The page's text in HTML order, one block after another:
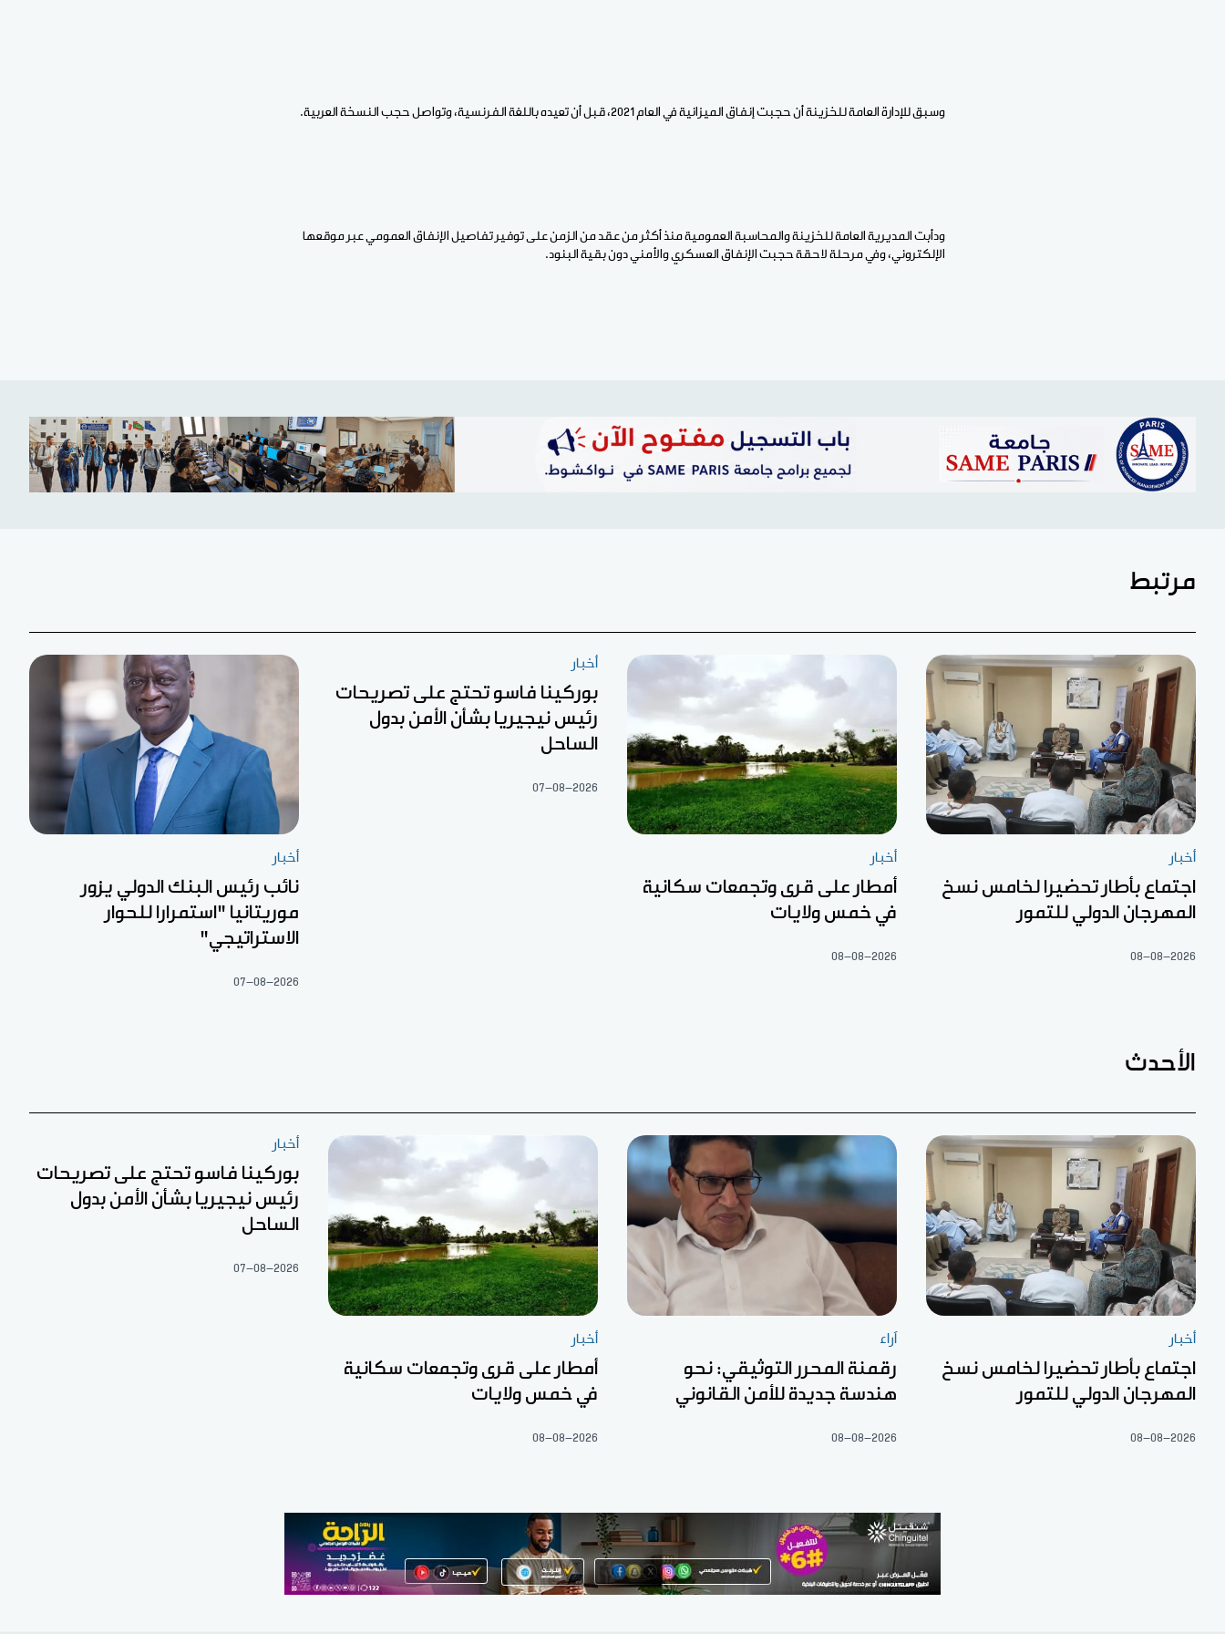
وسبق للإدارة العامة للخزينة أن حجبت إنفاق الميزانية في العام 2021، قبل أن تعيده باللغة الفرنسية، وتواصل حجب النسخة العربية.
ودأبت المديرية العامة للخزينة والمحاسبة العمومية منذ أكثر من عقد من الزمن على توفير تفاصيل الإنفاق العمومي عبر موقعها
الإلكتروني، وفي مرحلة لاحقة حجبت الإنفاق العسكري والأمني دون بقية البنود.
مرتبط
أخبار
اجتماع بأطار تحضيرا لخامس نسخ
المهرجان الدولي للتمور
08-08-2026
أخبار
أمطار على قرى وتجمعات سكانية
في خمس ولايات
08-08-2026
أخبار
بوركينا فاسو تحتج على تصريحات
رئيس نيجيريا بشأن الأمن بدول
الساحل
07-08-2026
أخبار
نائب رئيس البنك الدولي يزور
موريتانيا "استمرارا للحوار
الاستراتيجي"
07-08-2026
الأحدث
أخبار
اجتماع بأطار تحضيرا لخامس نسخ
المهرجان الدولي للتمور
08-08-2026
آراء
رقمنة المحرر التوثيقي: نحو
هندسة جديدة للأمن القانوني
08-08-2026
أخبار
أمطار على قرى وتجمعات سكانية
في خمس ولايات
08-08-2026
أخبار
بوركينا فاسو تحتج على تصريحات
رئيس نيجيريا بشأن الأمن بدول
الساحل
07-08-2026